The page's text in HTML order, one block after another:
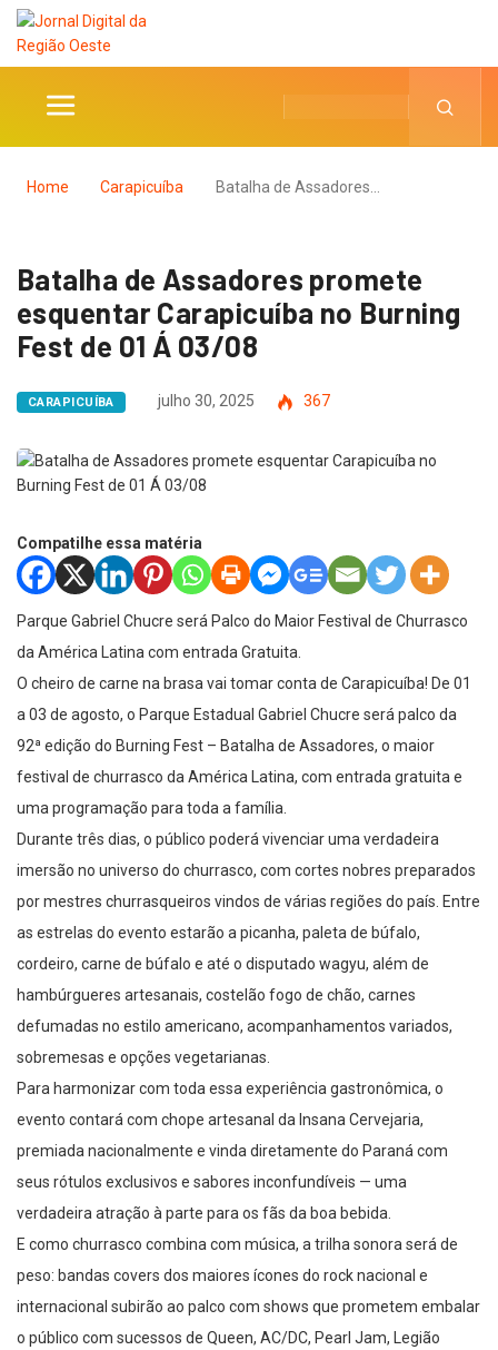
Home Carapicuíba Batalha de Assadores…
Batalha de Assadores promete
esquentar Carapicuíba no Burning
Fest de 01 Á 03/08
CARAPICUÍBA julho 30, 2025 367
Compatilhe essa matéria
Parque Gabriel Chucre será Palco do Maior Festival de Churrasco
da América Latina com entrada Gratuita.
O cheiro de carne na brasa vai tomar conta de Carapicuíba! De 01
a 03 de agosto, o Parque Estadual Gabriel Chucre será palco da
92ª edição do Burning Fest – Batalha de Assadores, o maior
festival de churrasco da América Latina, com entrada gratuita e
uma programação para toda a família.
Durante três dias, o público poderá vivenciar uma verdadeira
imersão no universo do churrasco, com cortes nobres preparados
por mestres churrasqueiros vindos de várias regiões do país. Entre
as estrelas do evento estarão a picanha, paleta de búfalo,
cordeiro, carne de búfalo e até o disputado wagyu, além de
hambúrgueres artesanais, costelão fogo de chão, carnes
defumadas no estilo americano, acompanhamentos variados,
sobremesas e opções vegetarianas.
Para harmonizar com toda essa experiência gastronômica, o
evento contará com chope artesanal da Insana Cervejaria,
premiada nacionalmente e vinda diretamente do Paraná com
seus rótulos exclusivos e sabores inconfundíveis — uma
verdadeira atração à parte para os fãs da boa bebida.
E como churrasco combina com música, a trilha sonora será de
peso: bandas covers dos maiores ícones do rock nacional e
internacional subirão ao palco com shows que prometem embalar
o público com sucessos de Queen, AC/DC, Pearl Jam, Legião